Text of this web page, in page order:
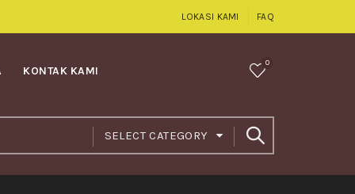
LOKASI KAMI FAQ
KONTAK KAMI
0
SELECT CATEGORY